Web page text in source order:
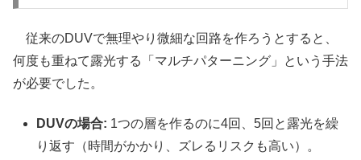
従来のDUVで無理やり微細な回路を作ろうとすると、
何度も重ねて露光する「マルチパターニング」という手法
が必要でした。
DUVの場合: 1つの層を作るのに4回、5回と露光を繰
り返す（時間がかかり、ズレるリスクも高い）。